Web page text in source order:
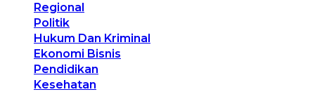
Regional
Politik
Hukum Dan Kriminal
Ekonomi Bisnis
Pendidikan
Kesehatan